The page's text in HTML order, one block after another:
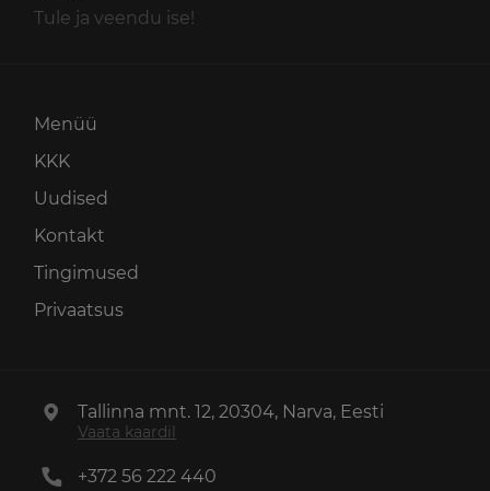
Tule ja veendu ise!
Menüü
KKK
Uudised
Kontakt
Tingimused
Privaatsus
Tallinna mnt. 12, 20304, Narva, Eesti
Vaata kaardil
+372 56 222 440